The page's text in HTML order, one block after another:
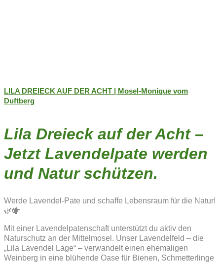
LILA DREIECK AUF DER ACHT | Mosel-Monique vom
Duftberg
Lila Dreieck auf der Acht –
Jetzt Lavendelpate werden
und Natur schützen.
Werde Lavendel-Pate und schaffe Lebensraum für die Natur!
🌿🐝
Mit einer Lavendelpatenschaft unterstützt du aktiv den
Naturschutz an der Mittelmosel. Unser Lavendelfeld – die
„Lila Lavendel Lage“ – verwandelt einen ehemaligen
Weinberg in eine blühende Oase für Bienen, Schmetterlinge